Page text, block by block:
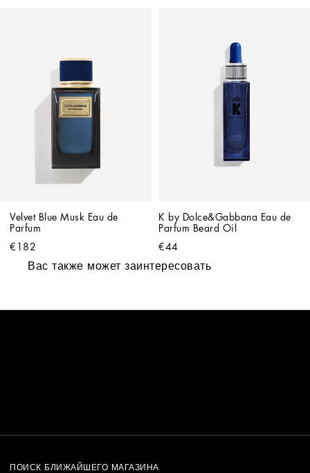
Velvet Blue Musk Eau de
Parfum
€182
K by Dolce&Gabbana Eau de
Parfum Beard Oil
€44
Вас также может заинтересовать
ПОИСК БЛИЖАЙШЕГО МАГАЗИНА